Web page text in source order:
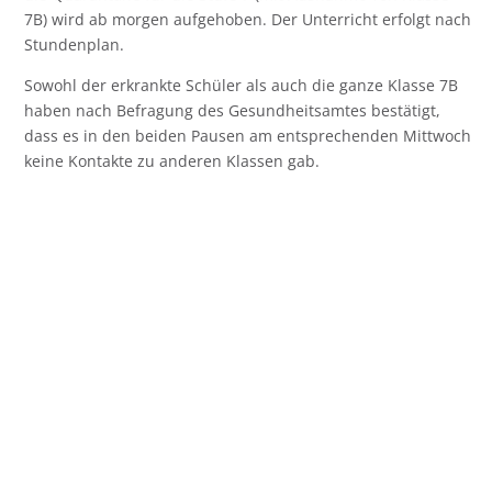
7B) wird ab morgen aufgehoben. Der Unterricht erfolgt nach
Stundenplan.
Sowohl der erkrankte Schüler als auch die ganze Klasse 7B
haben nach Befragung des Gesundheitsamtes bestätigt,
dass es in den beiden Pausen am entsprechenden Mittwoch
keine Kontakte zu anderen Klassen gab.